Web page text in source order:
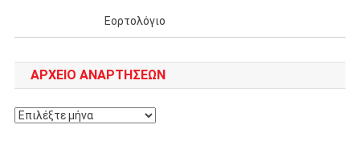
Εορτολόγιο
ΑΡΧΕΊΟ ΑΝΑΡΤΉΣΕΩΝ
Αρχείο